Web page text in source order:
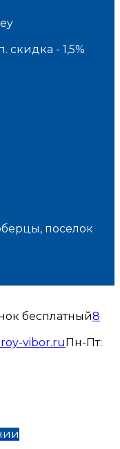
поселок
бесплатный8
vibor.ru Пн-Пт: